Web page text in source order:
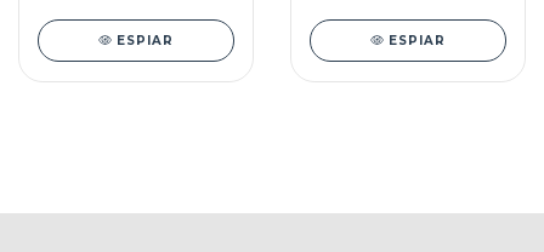
ESPIAR ESPIAR